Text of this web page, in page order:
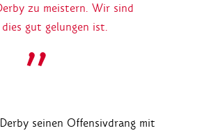
zu meistern. Wir sind
gut gelungen ist.
seinen Offensivdrang mit